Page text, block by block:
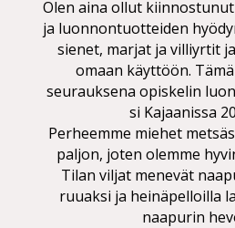
Olen aina ollut
ja luonnontuotteiden
sienet, marjat ja villiyrtit
omaan käyttöön.
seurauksena opiskelin
si Kajaanissa
Perheemme miehet
paljon, joten olemme
Tilan viljat menevät
ruuaksi ja heinäpelloilla
naapurin